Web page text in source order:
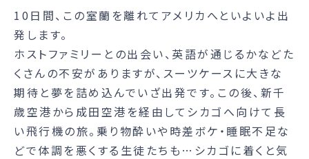
10日間、この室蘭を離れてアメリカへといよいよ出
発します。
ホストファミリーとの出会い、英語が通じるかなどた
くさんの不安がありますが、スーツケースに大きな
期待と夢を詰め込んでいざ出発です。この後、新千
歳空港から成田空港を経由してシカゴへ向けて長
い飛行機の旅。乗り物酔いや時差ボケ・睡眠不足な
どで体調を悪くする生徒たちも…シカゴに着くと気